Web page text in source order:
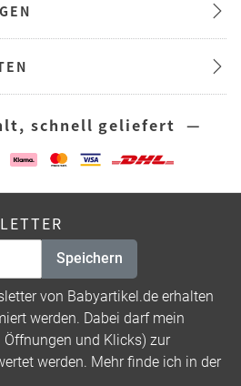
schnell geliefert —
Speichern
von Babyartikel.de erhalten
werden. Dabei darf mein
und Klicks) zur
werden. Mehr finde ich in der